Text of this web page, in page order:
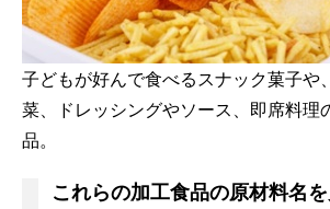
子どもが好んで食べるスナック菓子や
菜、ドレッシングやソース、即席料理
品。
これらの加工食品の原材料名